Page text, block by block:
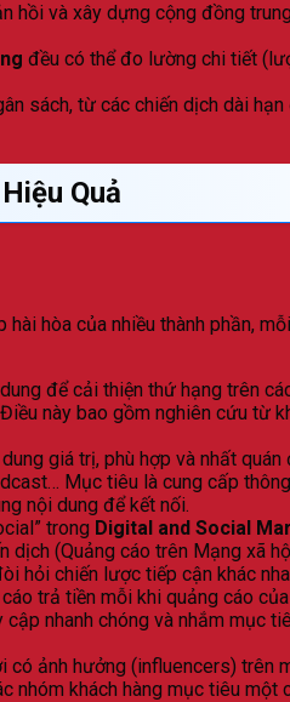
và xây dựng cộng đồng
đều có thể đo lường chi tiết
sách, từ các chiến dịch dài
Quả
hòa của nhiều thành phần,
để cải thiện thứ hạng trên
này bao gồm nghiên cứu từ
giá trị, phù hợp và nhất
Mục tiêu là cung cấp
nội dung để kết nối.
trong Digital and Social
(Quảng cáo trên Mạng xã
hỏi chiến lược tiếp cận khác
trả tiền mỗi khi quảng cáo
nhanh chóng và nhắm mục
có ảnh hưởng (influencers) trên
khách hàng mục tiêu một